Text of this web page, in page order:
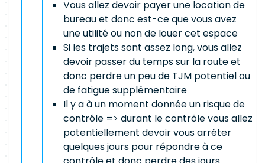
Vous allez devoir payer une location de
bureau et donc est-ce que vous avez
une utilité ou non de louer cet espace
Si les trajets sont assez long, vous allez
devoir passer du temps sur la route et
donc perdre un peu de TJM potentiel ou
de fatigue supplémentaire
Il y a à un moment donnée un risque de
contrôle => durant le contrôle vous allez
potentiellement devoir vous arrêter
quelques jours pour répondre à ce